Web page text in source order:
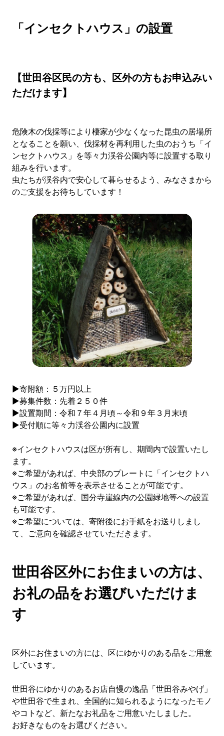
「インセクトハウス」の設置
【世田谷区民の方も、区外の方もお申込みい
ただけます】
危険木の伐採等により棲家が少なくなった昆虫の居場所
となることを願い、伐採材を再利用した虫のおうち「イ
ンセクトハウス」を等々力渓谷公園内等に設置する取り
組みを行います。
虫たちが渓谷内で安心して暮らせるよう、みなさまから
のご支援をお待ちしています！
▶寄附額：５万円以上
▶募集件数：先着２５０件
▶設置期間：令和７年４月頃～令和９年３月末頃
▶受付順に等々力渓谷公園内に設置
※インセクトハウスは区が所有し、期間内で設置いたし
ます。
※ご希望があれば、中央部のプレートに「インセクトハ
ウス」のお名前等を表示させることが可能です。
※ご希望があれば、国分寺崖線内の公園緑地等への設置
も可能です。
※ご希望については、寄附後にお手紙をお送りしまし
て、ご意向を確認させていただきます。
世田谷区外にお住まいの方は、
お礼の品をお選びいただけま
す
区外にお住まいの方には、区にゆかりのある品をご用意
しています。
世田谷にゆかりのあるお店自慢の逸品「世田谷みやげ」
や世田谷で生まれ、全国的に知られるようになったモノ
やコトなど、新たなお礼品をご用意いたしました。
お好きなものをお選びください。